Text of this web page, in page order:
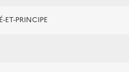
ET-PRINCIPE